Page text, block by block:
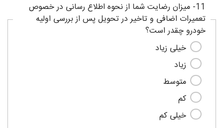
11- میزان رضایت شما از نحوه اطلاع رسانی در خصوص
تعمیرات اضافی و تاخیر در تحویل پس از بررسی اولیه
خودرو چقدر است؟
خیلی زیاد
زیاد
متوسط
کم
خیلی کم